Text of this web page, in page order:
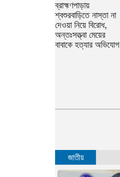
ব্রাহ্মণপাড়ায়
শ্বশুরবাড়িতে নাস্তা না
দেওয়া নিয়ে বিরোধ,
অন্তঃসত্ত্বা মেয়ের
বাবাকে হত্যার অভিযোগ
জাতীয়